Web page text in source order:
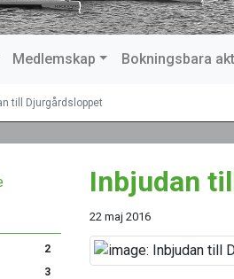
Medlemskap Bokningsbara
till Djurgårdsloppet
2
3
Inbjudan
22 maj 2016